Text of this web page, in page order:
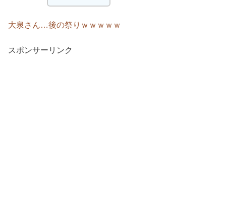
大泉さん…後の祭りｗｗｗｗｗ
スポンサーリンク